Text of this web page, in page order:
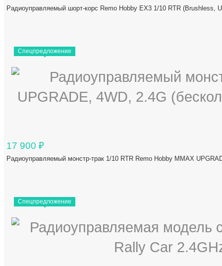
Радиоуправляемый шорт-корс Remo Hobby EX3 1/10 RTR (Brushless,
Спецпредложение
17 900 ₽
Радиоуправляемый монстр-трак 1/10 RTR Remo Hobby MMAX
Спецпредложение